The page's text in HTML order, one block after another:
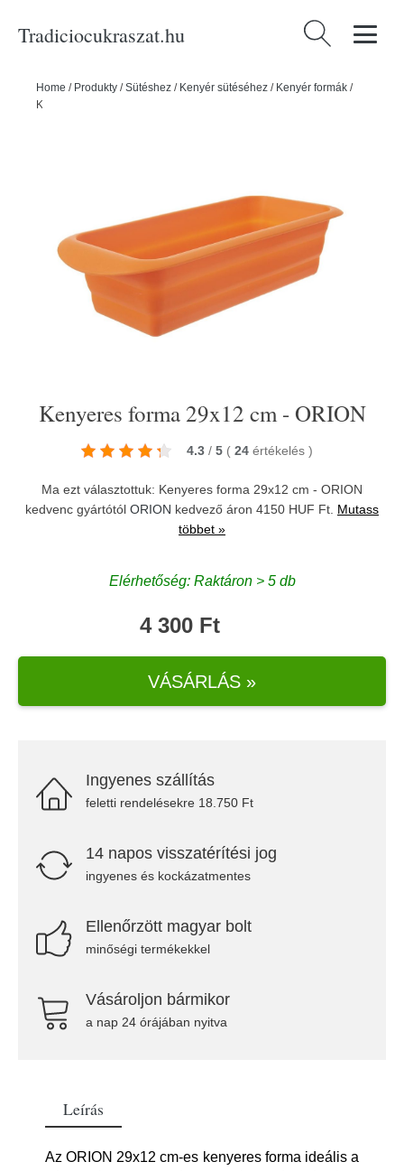
Tradiciocukraszat.hu Keresés:
Home / Produkty /Sütéshez / Kenyér sütéséhez / Kenyér formák /
Kenyeres forma 29x12 cm - ORION
Kenyeres forma 29x12 cm - ORION
4.3 / 5 ( 24 értékelés )
Ma ezt választottuk: Kenyeres forma 29x12 cm - ORION
kedvenc gyártótól ORION kedvező áron 4150 HUF Ft. Mutass
többet »
Elérhetőség: Raktáron > 5 db
4 300 Ft
VÁSÁRLÁS »
Ingyenes szállítás
feletti rendelésekre 18.750 Ft
14 napos visszatérítési jog
ingyenes és kockázatmentes
Ellenőrzött magyar bolt
minőségi termékekkel
Vásároljon bármikor
a nap 24 órájában nyitva
Leírás
Az ORION 29x12 cm-es kenyeres forma ideális a